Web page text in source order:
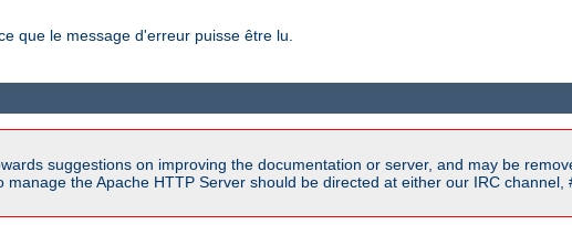
que le message d'erreur puisse être lu.
suggestions on improving the documentation or server, and may be
the Apache HTTP Server should be directed at either our IRC